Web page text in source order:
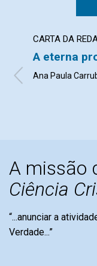
CARTA DA
A eterna
Ana Paula
A missão
Ciência
“...anunciar a
Verdade...”